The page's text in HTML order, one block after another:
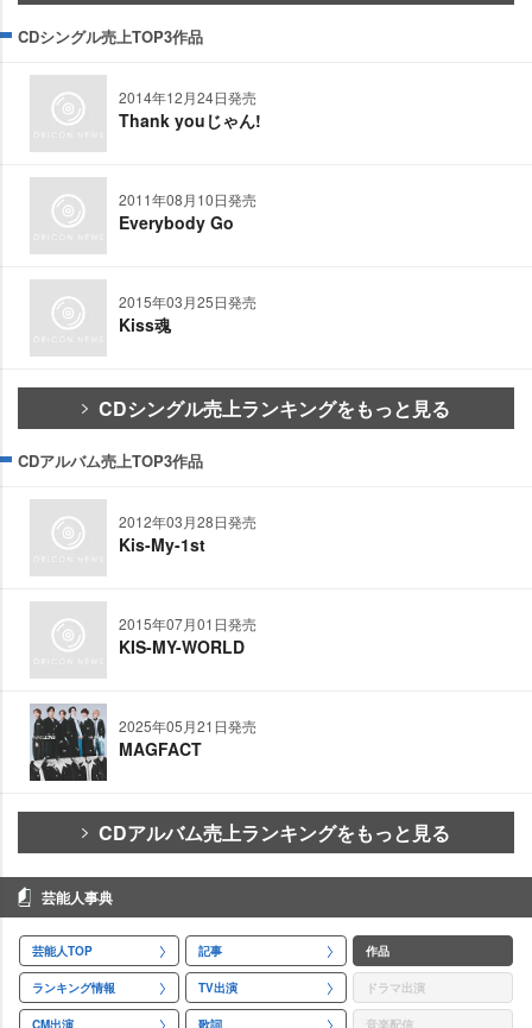
CDシングル売上TOP3作品
2014年12月24日発売
Thank youじゃん!
2011年08月10日発売
Everybody Go
2015年03月25日発売
Kiss魂
CDシングル売上ランキングをもっと見る
CDアルバム売上TOP3作品
2012年03月28日発売
Kis-My-1st
2015年07月01日発売
KIS-MY-WORLD
2025年05月21日発売
MAGFACT
CDアルバム売上ランキングをもっと見る
芸能人事典
芸能人TOP 記事 作品
ランキング情報 TV出演 ドラマ出演